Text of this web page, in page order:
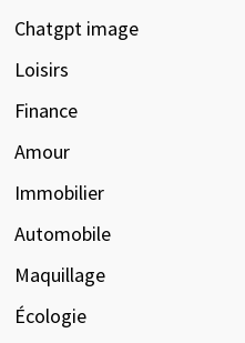
Chatgpt image
Loisirs
Finance
Amour
Immobilier
Automobile
Maquillage
Écologie